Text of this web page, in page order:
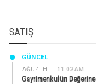
SATIŞ
AĞU 4TH 11:02 AM
GÜNCEL
Gayrimenkulün